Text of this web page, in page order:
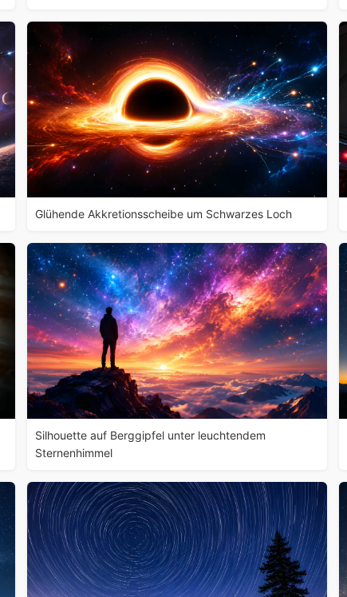
Glühende Akkretionsscheibe um Schwarzes Loch
Silhouette auf Berggipfel unter leuchtendem
Sternenhimmel